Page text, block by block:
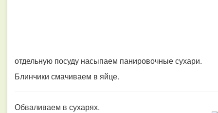
отдельную посуду насыпаем панировочные сухари.
Блинчики смачиваем в яйце.
Обваливаем в сухарях.